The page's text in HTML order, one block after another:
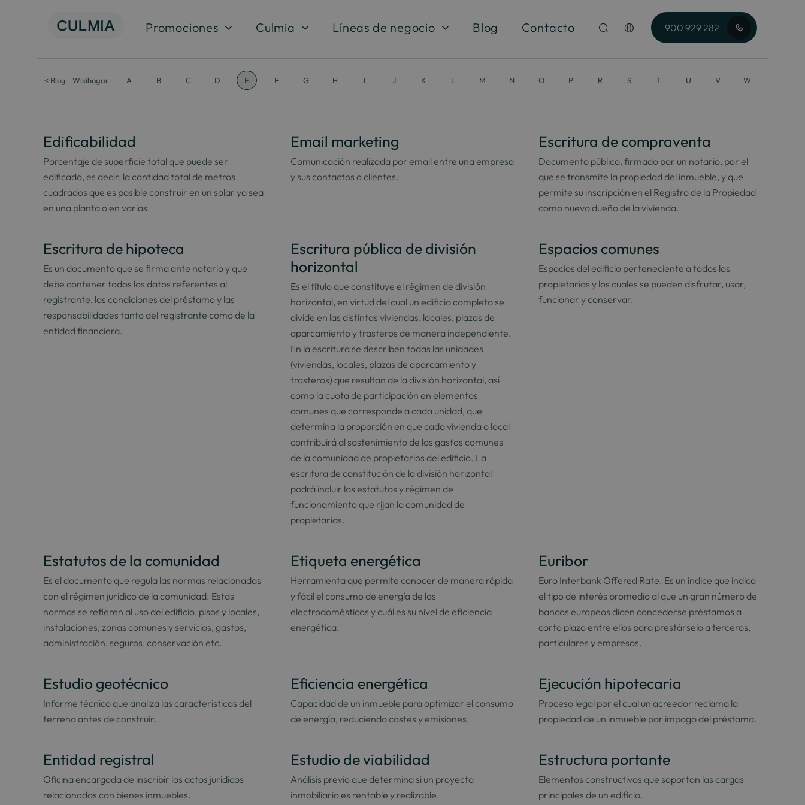
Promociones Culmia Líneas de negocio Blog Contacto 900 929 282
< Blog Wikihogar A B C D E F G H I J K L M N O P R S T U V W
Edificabilidad
Porcentaje de superficie total que puede ser
edificado, es decir, la cantidad total de metros
cuadrados que es posible construir en un solar ya sea
en una planta o en varias.
Email marketing
Comunicación realizada por email entre una empresa
y sus contactos o clientes.
Escritura de compraventa
Documento público, firmado por un notario, por el
que se transmite la propiedad del inmueble, y que
permite su inscripción en el Registro de la Propiedad
como nuevo dueño de la vivienda.
Escritura de hipoteca
Es un documento que se firma ante notario y que
debe contener todos los datos referentes al
registrante, las condiciones del préstamo y las
responsabilidades tanto del registrante como de la
entidad financiera.
Escritura pública de división
horizontal
Es el título que constituye el régimen de división
horizontal, en virtud del cual un edificio completo se
divide en las distintas viviendas, locales, plazas de
aparcamiento y trasteros de manera independiente.
En la escritura se describen todas las unidades
(viviendas, locales, plazas de aparcamiento y
trasteros) que resultan de la división horizontal, así
como la cuota de participación en elementos
comunes que corresponde a cada unidad, que
determina la proporción en que cada vivienda o local
contribuirá al sostenimiento de los gastos comunes
de la comunidad de propietarios del edificio. La
escritura de constitución de la división horizontal
podrá incluir los estatutos y régimen de
funcionamiento que rijan la comunidad de
propietarios.
Espacios comunes
Espacios del edificio perteneciente a todos los
propietarios y los cuales se pueden disfrutar, usar,
funcionar y conservar.
Estatutos de la comunidad
Es el documento que regula las normas relacionadas
con el régimen jurídico de la comunidad. Estas
normas se refieren al uso del edificio, pisos y locales,
instalaciones, zonas comunes y servicios, gastos,
administración, seguros, conservación etc.
Etiqueta energética
Herramienta que permite conocer de manera rápida
y fácil el consumo de energía de los
electrodomésticos y cuál es su nivel de eficiencia
energética.
Euribor
Euro Interbank Offered Rate. Es un índice que indica
el tipo de interés promedio al que un gran número de
bancos europeos dicen concederse préstamos a
corto plazo entre ellos para prestárselo a terceros,
particulares y empresas.
Estudio geotécnico
Informe técnico que analiza las características del
terreno antes de construir.
Eficiencia energética
Capacidad de un inmueble para optimizar el consumo
de energía, reduciendo costes y emisiones.
Ejecución hipotecaria
Proceso legal por el cual un acreedor reclama la
propiedad de un inmueble por impago del préstamo.
Entidad registral
Oficina encargada de inscribir los actos jurídicos
relacionados con bienes inmuebles.
Estudio de viabilidad
Análisis previo que determina si un proyecto
inmobiliario es rentable y realizable.
Estructura portante
Elementos constructivos que soportan las cargas
principales de un edificio.